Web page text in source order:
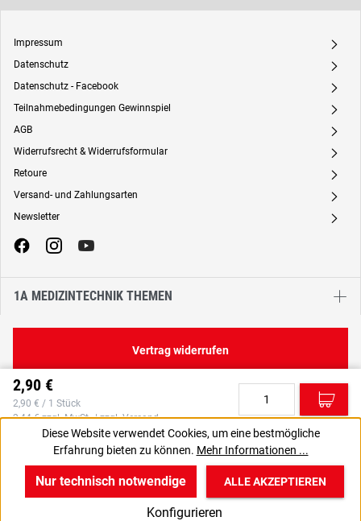
2,90 €
2,90 € / 1 Stück
2,44 € zzgl. MwSt., | zzgl. Versand
C
VPE gewünscht? Dann die zu bestellende Anzahl auf 100
Impressum A
Datenschutz A
Datenschutz - Facebook A
Teilnahmebedingungen Gewinnspiel A
AGB A
Widerrufsrecht & Widerrufsformular A
Retoure A
Versand- und Zahlungsarten A
Newsletter A
1A MEDIZINTECHNIK THEMEN
Vertrag widerrufen
Diese Website verwendet Cookies, um eine bestmögliche
Erfahrung bieten zu können. Mehr Informationen ...
Nur technisch notwendige
Konfigurieren
ALLE AKZEPTIEREN
v B